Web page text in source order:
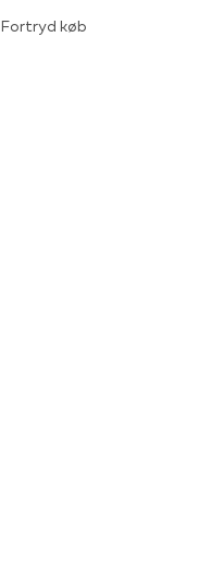
Fortryd køb